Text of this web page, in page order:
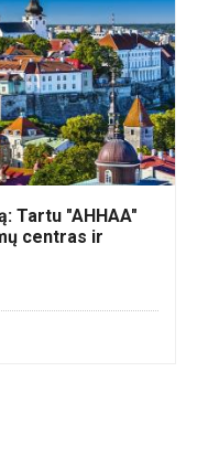
Tartu "AHHAA"
centras ir